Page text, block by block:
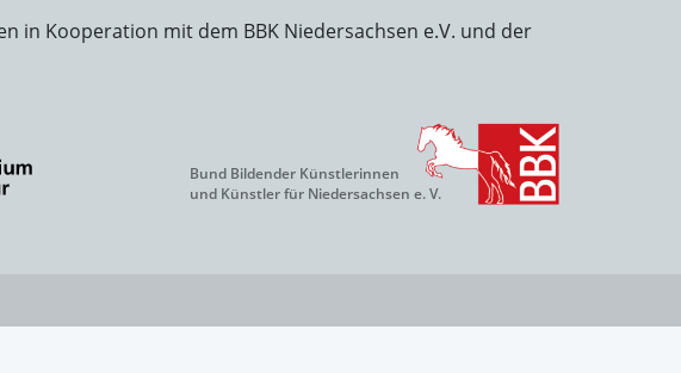
in Kooperation mit dem BBK Niedersachsen e.V. und der
Bund Bildender Künstlerinnen
und Künstler für Niedersachsen e. V.